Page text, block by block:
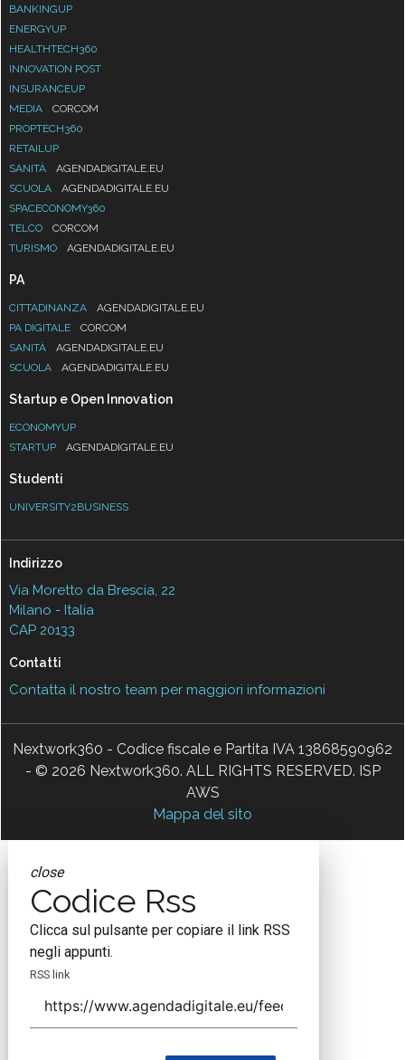
BANKINGUP
ENERGYUP
HEALTHTECH360
INNOVATION POST
INSURANCEUP
MEDIA
CORCOM
PROPTECH360
RETAILUP
SANITÀ
AGENDADIGITALE.EU
SCUOLA
AGENDADIGITALE.EU
SPACECONOMY360
TELCO
CORCOM
TURISMO
AGENDADIGITALE.EU
PA
CITTADINANZA
AGENDADIGITALE.EU
PA DIGITALE
CORCOM
SANITÀ
AGENDADIGITALE.EU
SCUOLA
AGENDADIGITALE.EU
Startup e Open Innovation
ECONOMYUP
STARTUP
AGENDADIGITALE.EU
Studenti
UNIVERSITY2BUSINESS
Indirizzo
Via Moretto da Brescia, 22
Milano - Italia
CAP 20133
Contatti
Contatta il nostro team per maggiori informazioni
Nextwork360 - Codice fiscale e Partita IVA 13868590962
- © 2026 Nextwork360. ALL RIGHTS RESERVED. ISP
AWS
Mappa del sito
close
Codice Rss
Clicca sul pulsante per copiare il link RSS
negli appunti.
RSS link